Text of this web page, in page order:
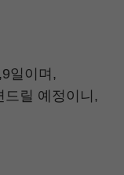
일이며,
드릴 예정이니,